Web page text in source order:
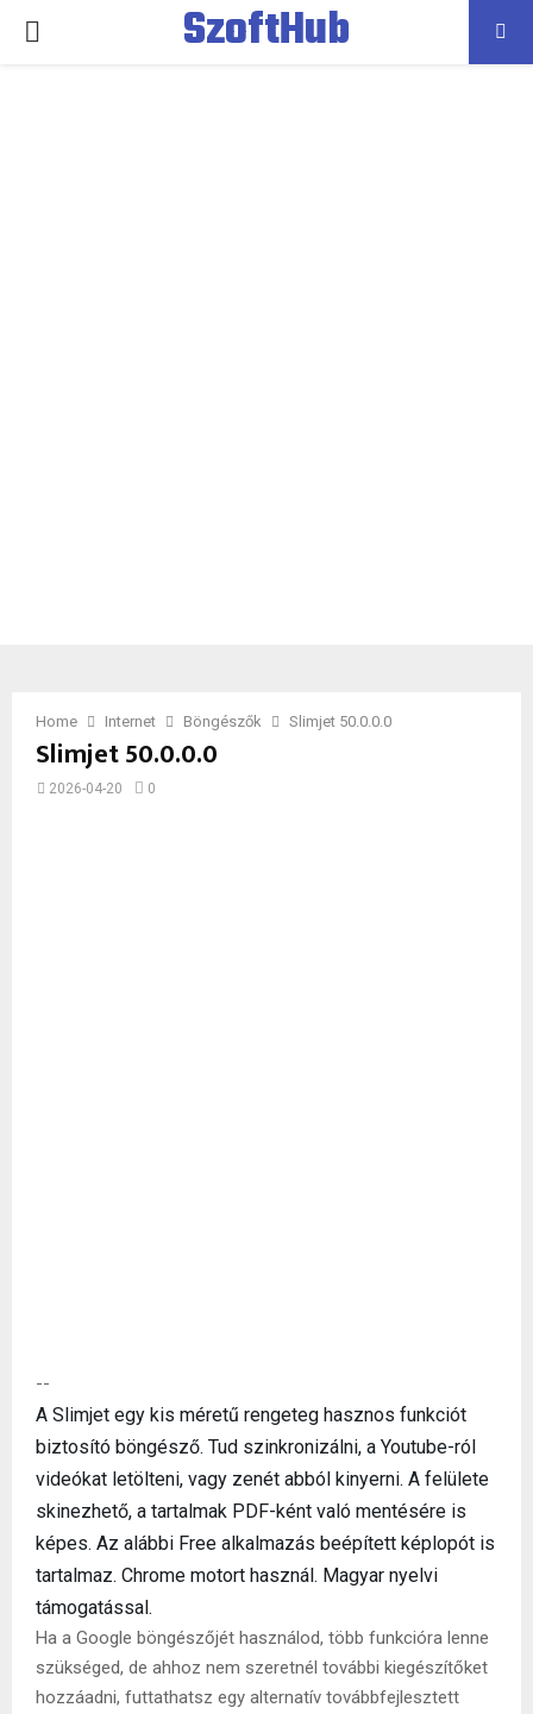
PRIMARY
SzoftHub
Home Internet Böngészők Slimjet 50.0.0.0
Slimjet 50.0.0.0
2026-04-20 0
--
A Slimjet egy kis méretű rengeteg hasznos funkciót
biztosító böngésző. Tud szinkronizálni, a Youtube-ról
videókat letölteni, vagy zenét abból kinyerni. A felülete
skinezhető, a tartalmak PDF-ként való mentésére is
képes. Az alábbi Free alkalmazás beépített képlopót is
tartalmaz. Chrome motort használ. Magyar nyelvi
támogatással.
Ha a Google böngészőjét használod, több funkcióra lenne
szükséged, de ahhoz nem szeretnél további kiegészítőket
hozzáadni, futtathatsz egy alternatív továbbfejlesztett